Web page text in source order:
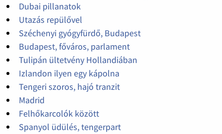
Dubai pillanatok
Utazás repülővel
Széchenyi gyógyfürdő, Budapest
Budapest, főváros, parlament
Tulipán ültetvény Hollandiában
Izlandon ilyen egy kápolna
Tengeri szoros, hajó tranzit
Madrid
Felhőkarcolók között
Spanyol üdülés, tengerpart